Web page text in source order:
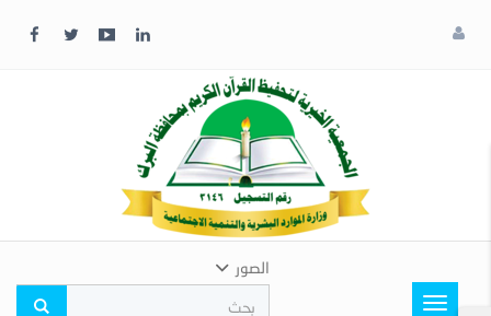
Toggle
الصور